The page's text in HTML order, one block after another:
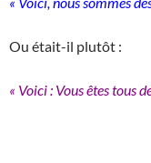
Ou était-il plutôt :
« Voici : Vous êtes tous